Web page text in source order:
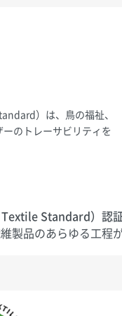
）は、鳥の福祉、
のトレーサビリティを
Standard）認証
製品のあらゆる工程